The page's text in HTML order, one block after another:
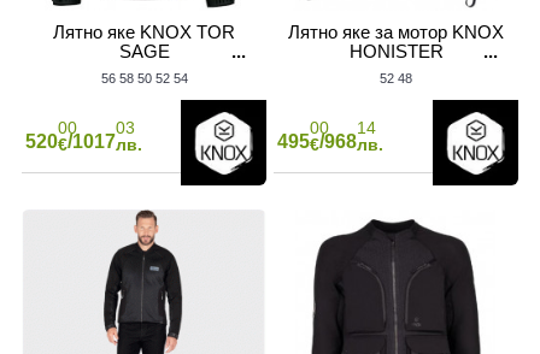
Лятно яке KNOX TOR
SAGE
56 58 50 52 54
520
00
€/1017
03
лв.
Лятно яке за мотор KNOX
HONISTER
52 48
495
00
€/968
14
лв.